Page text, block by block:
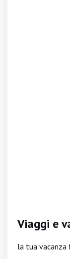
Viaggi e
la tua vacanza